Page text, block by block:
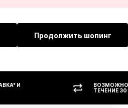
Продолжить шопинг
И
ТЕЧЕНИЕ